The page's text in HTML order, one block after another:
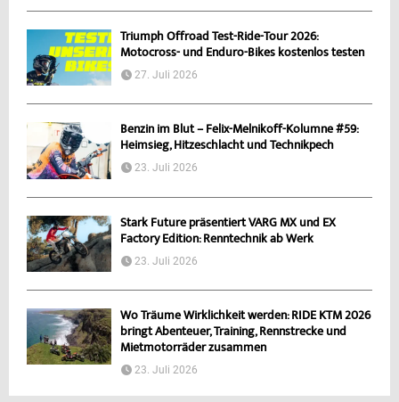
Triumph Offroad Test-Ride-Tour 2026:
Motocross- und Enduro-Bikes kostenlos testen
27. Juli 2026
Benzin im Blut – Felix-Melnikoff-Kolumne #59:
Heimsieg, Hitzeschlacht und Technikpech
23. Juli 2026
Stark Future präsentiert VARG MX und EX
Factory Edition: Renntechnik ab Werk
23. Juli 2026
Wo Träume Wirklichkeit werden: RIDE KTM 2026
bringt Abenteuer, Training, Rennstrecke und
Mietmotorräder zusammen
23. Juli 2026